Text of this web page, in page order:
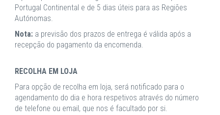
Portugal Continental e de 5 dias úteis para as Regiões
Autónomas.
Nota: a previsão dos prazos de entrega é válida após a
recepção do pagamento da encomenda.
RECOLHA EM LOJA
Para opção de recolha em loja, será notificado para o
agendamento do dia e hora respetivos através do número
de telefone ou email, que nos é facultado por si.